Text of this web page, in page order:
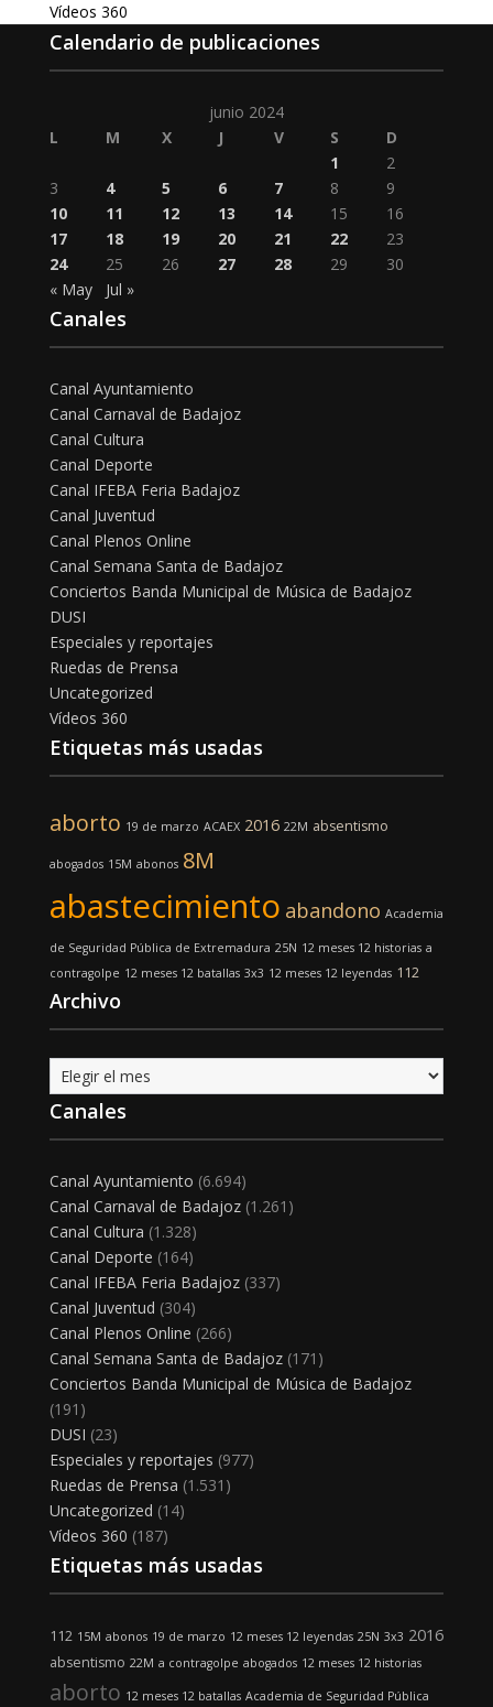
Vídeos 360
Calendario de publicaciones
junio 2024
L
M X J V S
D
1
2
3
4 5 6 7 8
9
10
11 12 13 14 15
16
17
18 19 20 21 22
23
24
25 26 27 28 29
30
« May
Jul »
Canales
Canal Ayuntamiento
Canal Carnaval de Badajoz
Canal Cultura
Canal Deporte
Canal IFEBA Feria Badajoz
Canal Juventud
Canal Plenos Online
Canal Semana Santa de Badajoz
Conciertos Banda Municipal de Música de Badajoz
DUSI
Especiales y reportajes
Ruedas de Prensa
Uncategorized
Vídeos 360
Etiquetas más usadas
aborto 19 de marzo ACAEX 2016 22M absentismo
abogados 15M abonos 8M
abastecimiento abandono Academia
de Seguridad Pública de Extremadura 25N 12 meses 12 historias a
contragolpe 12 meses 12 batallas 3x3 12 meses 12 leyendas 112
Archivo
Archivo
Canales
Canal Ayuntamiento (6.694)
Canal Carnaval de Badajoz(1.261)
Canal Cultura (1.328)
Canal Deporte (164)
Canal IFEBA Feria Badajoz(337)
Canal Juventud (304)
Canal Plenos Online (266)
Canal Semana Santa de Badajoz(171)
Conciertos Banda Municipal de Música de Badajoz
(191)
DUSI (23)
Especiales y reportajes (977)
Ruedas de Prensa (1.531)
Uncategorized (14)
Vídeos 360 (187)
Etiquetas más usadas
112 15M abonos 19 de marzo 12 meses 12 leyendas 25N 3x3 2016
absentismo 22M a contragolpe abogados 12 meses 12 historias
aborto 12 meses 12 batallas Academia de Seguridad Pública